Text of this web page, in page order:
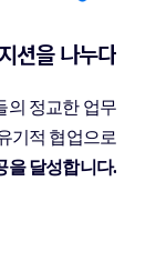
션을 나누다
의 정교한 업무
기적 협업으로
을 달성합니다.